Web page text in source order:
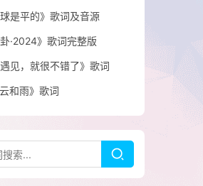
是平的》歌词及音源
·2024》歌词完整版
见，就很不错了》歌词
和雨》歌词